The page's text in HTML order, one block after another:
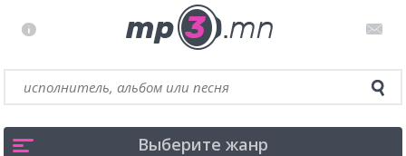
Выберите жанр